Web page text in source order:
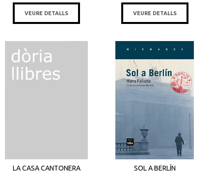
VEURE DETALLS VEURE DETALLS
LA CASA CANTONERA SOL A BERLÍN